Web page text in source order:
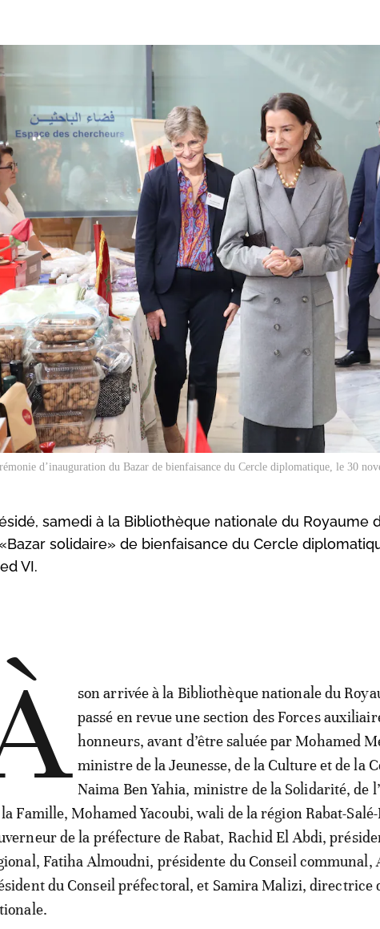
d’inauguration du Bazar de bienfaisance du Cercle diplomatique, le 30
samedi à la Bibliothèque nationale du Royaume
solidaire» de bienfaisance du Cercle
VI.
son arrivée à la Bibliothèque nationale du
passé en revue une section des Forces
honneurs, avant d’être saluée par Mohamed
ministre de la Jeunesse, de la Culture et de la
Naima Ben Yahia, ministre de la Solidarité, de
Famille, Mohamed Yacoubi, wali de la région Rabat-
de la préfecture de Rabat, Rachid El Abdi,
Fatiha Almoudni, présidente du Conseil communal,
du Conseil préfectoral, et Samira Malizi, directrice